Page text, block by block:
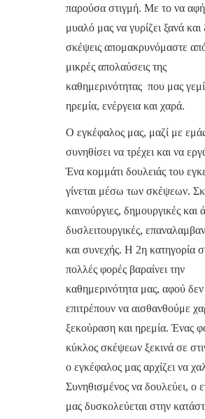
παρούσα στιγμή. Με το να
μυαλό μας να γυρίζει ξανά και
σκέψεις απομακρυνόμαστε από
μικρές απολαύσεις της
καθημερινότητας που μας
ηρεμία, ενέργεια και χαρά.
Ο εγκέφαλος μας, μαζί με
συνηθίσει να τρέχει και να
Ένα κομμάτι δουλειάς του
γίνεται μέσω των σκέψεων.
καινούργιες, δημουργικές και
δυσλειτουργικές,
και συνεχής. Η 2η κατηγορία
πολλές φορές βαραίνει την
καθημερινότητα μας, αφού
επιτρέπουν να αισθανθούμε
ξεκούραση και ηρεμία. Ένας
κύκλος σκέψεων ξεκινά σε
ο εγκέφαλος μας αρχίζει να
Συνηθισμένος να δουλεύει, ο
μας δυσκολεύεται στην